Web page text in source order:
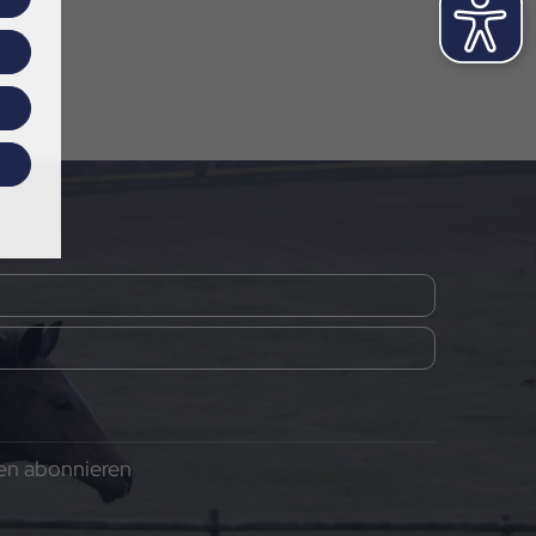
abonnieren